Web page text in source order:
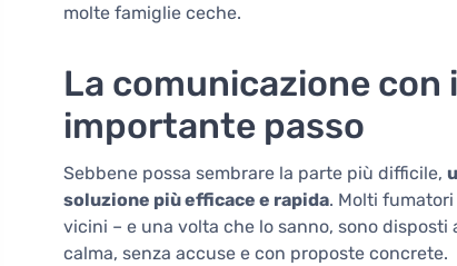
molte famiglie ceche.
La comunicazione con
importante passo
Sebbene possa sembrare la parte più difficile,
soluzione più efficace e rapida. Molti
vicini – e una volta che lo sanno, sono
calma, senza accuse e con proposte concrete.